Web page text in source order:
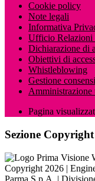
Cookie policy
Note legali
Informativa
Ufficio Relazioni
Dichiarazione di
Obiettivi di
Whistleblowing
Gestione
Amministrazione
Pagina
Sezione Copyright
Copyright 2026 |
Parma S.p.A. |